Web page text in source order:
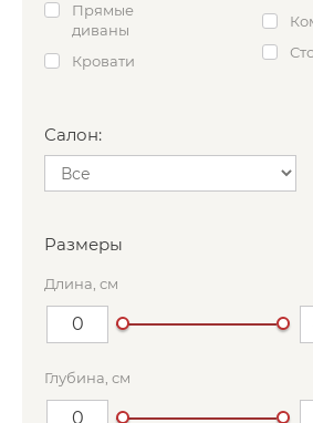
Прямые
диваны
Кровати
Салон:
Размеры
Длина, см
Глубина, см